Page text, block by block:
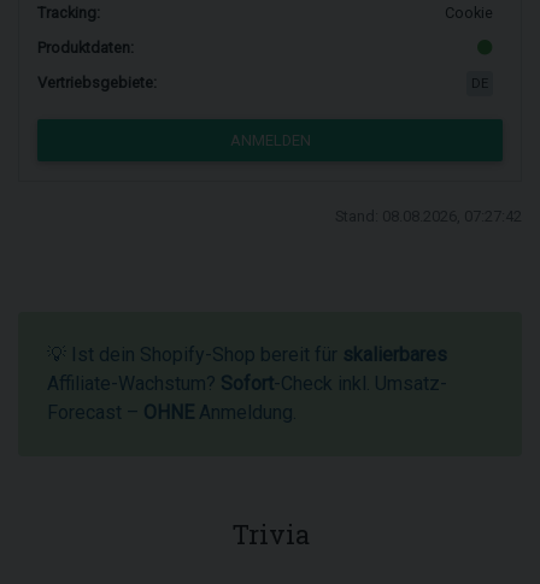
Tracking:
Cookie
Produktdaten:
Vertriebsgebiete:
ANMELDEN
💡 Ist dein Shopify-Shop bereit für skalierbares
Affiliate-Wachstum? Sofort-Check inkl. Umsatz-
Forecast – OHNE Anmeldung.
Trivia